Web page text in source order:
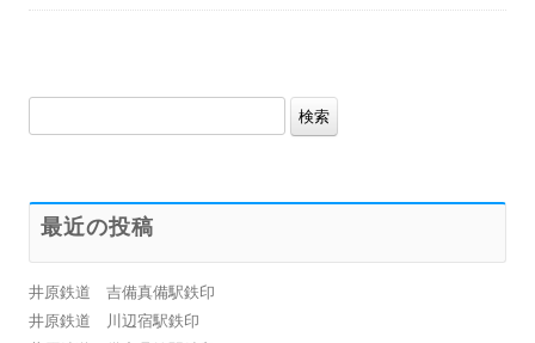
索:
最近の投稿
井原鉄道 吉備真備駅鉄印
井原鉄道 川辺宿駅鉄印